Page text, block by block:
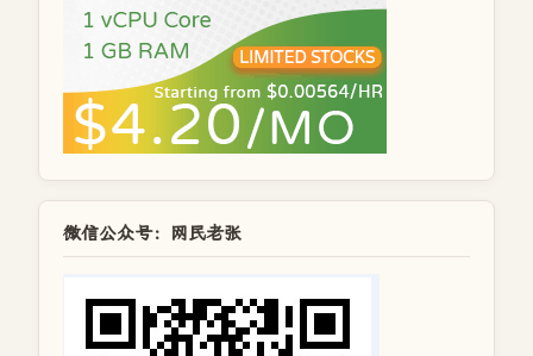
微信公众号：网民老张